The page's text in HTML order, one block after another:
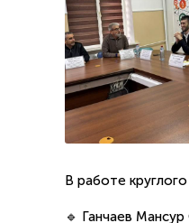
В работе
🔹 Ганчаев